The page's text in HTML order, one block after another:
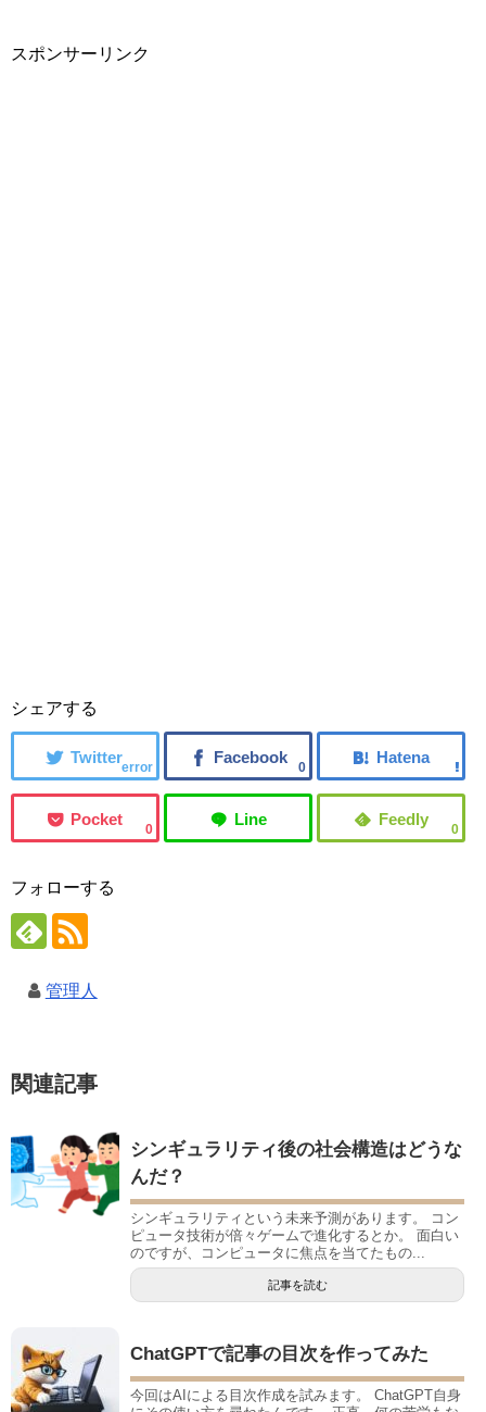
スポンサーリンク
シェアする
error 0
0 0
フォローする
管理人
関連記事
シンギュラリティ後の社会構造はどうな
んだ？
シンギュラリティという未来予測があります。 コン
ピュータ技術が倍々ゲームで進化するとか。 面白い
のですが、コンピュータに焦点を当てたもの...
記事を読む
ChatGPTで記事の目次を作ってみた
今回はAIによる目次作成を試みます。 ChatGPT自身